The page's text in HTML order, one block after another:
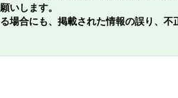
いします。
場合にも、掲載された情報の誤り、